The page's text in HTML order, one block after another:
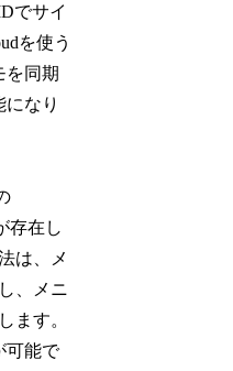
でサイ
を使う
を同期
なり
存在し
は、メ
、メニ
ます。
可能で